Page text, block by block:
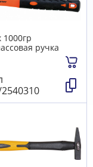
1000гр
ручка